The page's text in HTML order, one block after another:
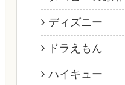
ディズニー
ドラえもん
ハイキュー